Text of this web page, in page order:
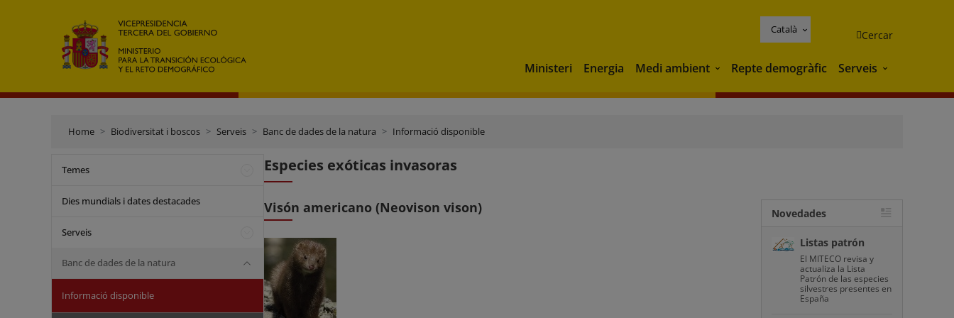
Català Cercar
Ministeri Energia Medi ambient Medi ambient
Repte demogràfic Serveis Serveis
Home Biodiversitat i boscos Serveis Banc de dades de la natura Informació disponible
Temes
Dies mundials i dates destacades
Serveis
Banc de dades de la natura
Informació disponible
Especies exóticas invasoras
Visón americano (Neovison vison) Novedades
Listas patrón
El MITECO revisa y
actualiza la Lista
Patrón de las especies
silvestres presentes en
España